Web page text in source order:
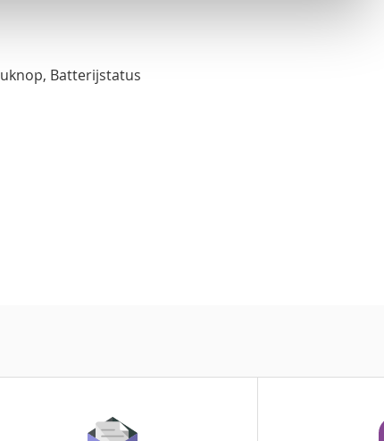
Batterijstatus